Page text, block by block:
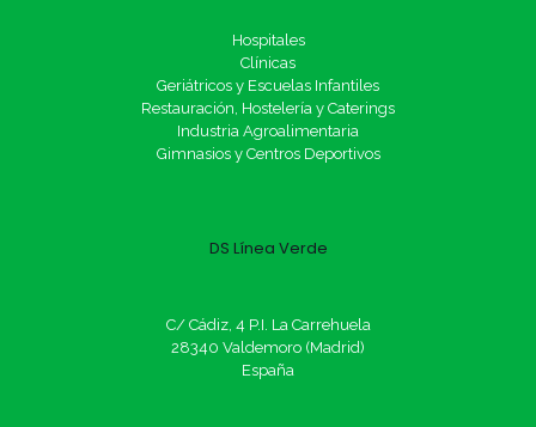
Hospitales
Clínicas
Geriátricos y Escuelas Infantiles
Restauración, Hostelería y Caterings
Industria Agroalimentaria
Gimnasios y Centros Deportivos
DS Línea Verde
C/ Cádiz, 4 P.I. La Carrehuela
28340 Valdemoro (Madrid)
España